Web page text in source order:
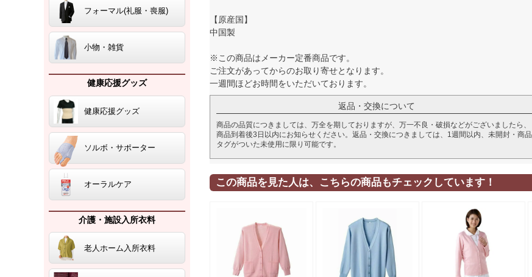
フォーマル(礼服・喪服)
小物・雑貨
健康応援グッズ
健康応援グッズ
ソルボ・サポーター
オーラルケア
介護・施設入所衣料
老人ホーム入所衣料
【原産国】
中国製
※この商品はメーカー定番商品です。
ご注文があってからのお取り寄せとなります。
一週間ほどお時間をいただいております。
返品・交換について
商品の品質につきましては、万全を期しておりますが、万一不良・破損などがございましたら、
商品到着後3日以内にお知らせください。返品・交換につきましては、1週間以内、未開封・商品
タグがついた未使用に限り可能です。
この商品を見た人は、こちらの商品もチェックしています！